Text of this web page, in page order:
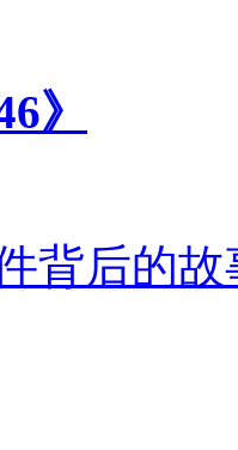
》
背后的故